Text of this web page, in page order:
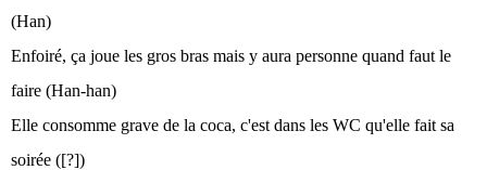
(Han)
Enfoiré, ça joue les gros bras mais y aura personne quand faut le
faire (Han-han)
Elle consomme grave de la coca, c'est dans les WC qu'elle fait sa
soirée ([?])